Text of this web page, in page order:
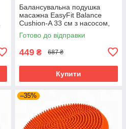
Балансувальна подушка
масажна EasyFit Balance
Cushion-A 33 см з насосом,
реабілітації та постави до
120 кг Синій (EF-1840s-BL)
Готово до відправки
449 ₴ 687 ₴
Купити
–35%